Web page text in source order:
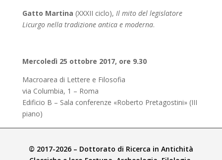
Gatto Martina (XXXII ciclo), Il mito del legislatore
Licurgo nella tradizione antica e moderna.
Mercoledì 25 ottobre 2017, ore 9.30
Macroarea di Lettere e Filosofia
via Columbia, 1 – Roma
Edificio B – Sala conferenze «Roberto Pretagostini» (III
piano)
© 2017-2026 – Dottorato di Ricerca in Antichità